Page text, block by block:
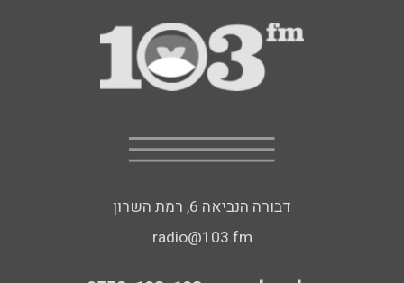
דבורה הנביאה 6, רמת השרון
radio@103.fm